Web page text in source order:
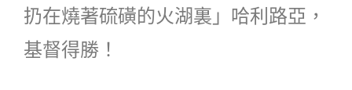
扔在燒著硫磺的火湖裏」哈利路亞，
基督得勝！